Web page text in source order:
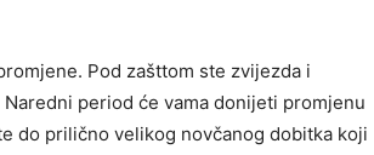
Pod zašttom ste zvijezda i
period će vama donijeti promjenu
do prilično velikog novčanog dobitka koji